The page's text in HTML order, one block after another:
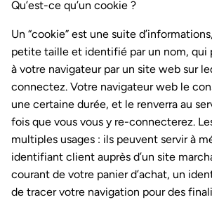
Qu’est-ce qu’un cookie ?
Un “cookie” est une suite
petite taille et identifié par un nom, qui
à votre navigateur par un site web sur
connectez. Votre navigateur web le
une certaine durée, et le renverra au
fois que vous vous y re-connecterez.
multiples usages : ils peuvent servir à
identifiant client auprès d’un site
courant de votre panier d’achat, un
de tracer votre navigation pour des